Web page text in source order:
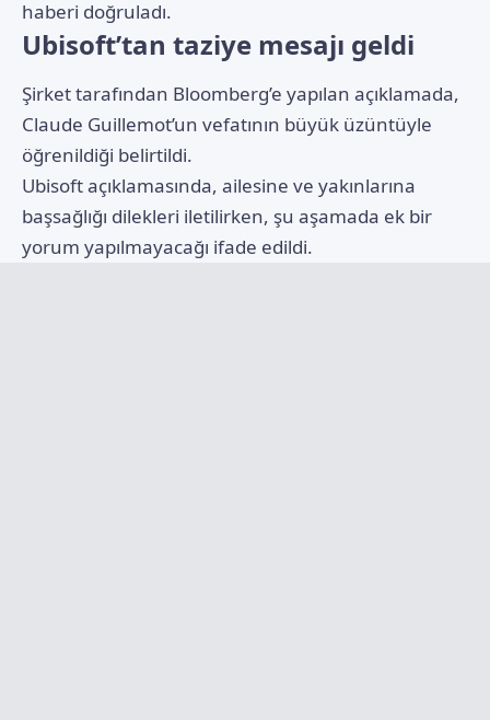
haberi doğruladı.
Ubisoft’tan taziye mesajı geldi
Şirket tarafından Bloomberg’e yapılan açıklamada,
Claude Guillemot’un vefatının büyük üzüntüyle
öğrenildiği belirtildi.
Ubisoft açıklamasında, ailesine ve yakınlarına
başsağlığı dilekleri iletilirken, şu aşamada ek bir
yorum yapılmayacağı ifade edildi.